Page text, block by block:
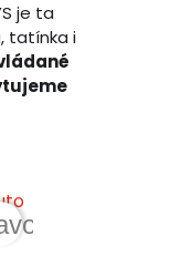
je ta
tatínka i